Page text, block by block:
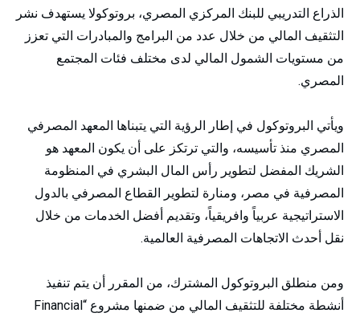
الذراع التدريبي للبنك المركزي المصري، بروتوكولا يستهدف نشر
التثقيف المالي من خلال عدد من البرامج والمبادرات التي تعزز
من مستويات الشمول المالي لدى مختلف فئات المجتمع
المصري.
ويأتي البروتوكول في إطار الرؤية التي يتبناها المعهد المصرفي
المصري منذ تأسيسه، والتي ترتكز على أن يكون المعهد هو
الشريك المفضل لتطوير رأس المال البشري في المنظومة
المصرفية في مصر، ومنارة لتطوير القطاع المصرفي بالدول
الاستراتيجية عربياً وافريقياً، وتقديم أفضل الخدمات من خلال
نقل أحدث الاتجاهات المصرفية العالمية.
ومن منطلق البروتوكول المشترك، من المقرر أن يتم تنفيذ
أنشطة مختلفة للتثقيف المالي من ضمنها مشروع “Financial